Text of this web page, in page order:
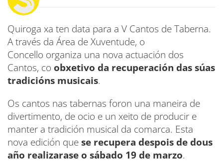
Quiroga xa ten data para a V Cantos de Taberna.
A través da Área de Xuventude, o
Concello organiza una nova actuación dos
Cantos, co obxetivo da recuperación das súas
tradicións musicais.
Os cantos nas tabernas foron una maneira de
divertimento, de ocio e un xeito de producir e
manter a tradición musical da comarca. Esta
nova edición quese recupera despois de dous
año realizarase o sábado 19 de marzo.